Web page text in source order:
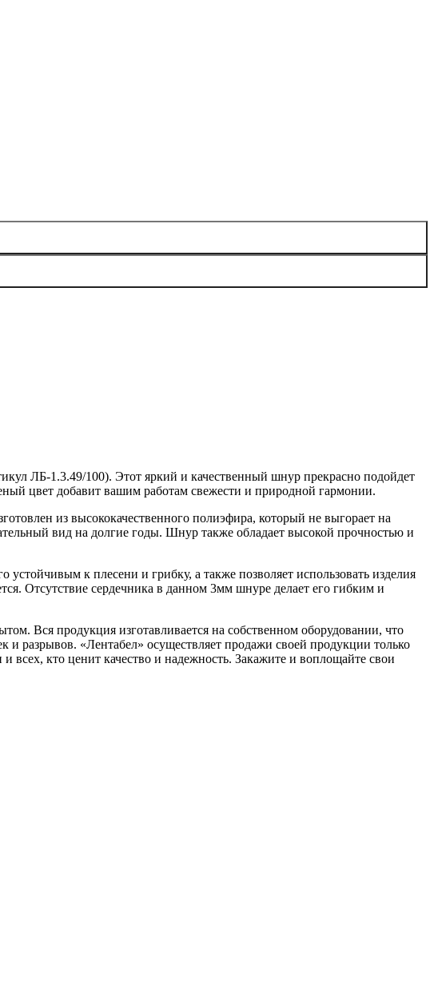
ЛБ-1.3.49/100). Этот яркий и качественный шнур прекрасно подойдет
цвет добавит вашим работам свежести и природной гармонии.
из высококачественного полиэфира, который не выгорает на
вид на долгие годы. Шнур также обладает высокой прочностью и
к плесени и грибку, а также позволяет использовать изделия
Отсутствие сердечника в данном 3мм шнуре делает его гибким и
Вся продукция изготавливается на собственном оборудовании, что
разрывов. «Лентабел» осуществляет продажи своей продукции только
кто ценит качество и надежность. Закажите и воплощайте свои